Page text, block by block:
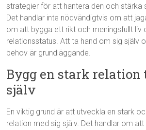
strategier för att hantera den och stärka
Det handlar inte nödvändigtvis om att
om att bygga ett rikt och meningsfullt liv
relationsstatus. Att ta hand om sig själv
behov är grundläggande.
Bygg en stark
själv
En viktig grund är att utveckla en stark
relation med sig själv. Det handlar om